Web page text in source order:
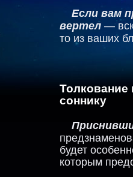
Если вам
вертел —
то из ваших
соннику
будет
которым